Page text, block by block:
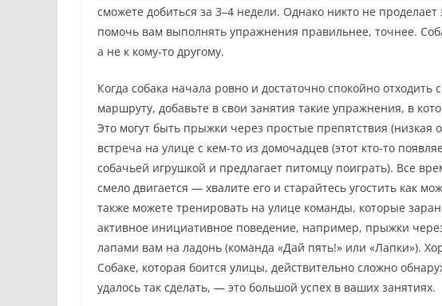
сможете добиться за 3–4 недели. Однако никто не
помочь вам выполнять упражнения правильнее, точнее.
а не к кому-то другому.
Когда собака начала ровно и достаточно спокойно
маршруту, добавьте в свои занятия такие упражнения, в
Это могут быть прыжки через простые препятствия (низкая
встреча на улице с кем-то из домочадцев (этот кто-то
собачьей игрушкой и предлагает питомцу поиграть). Все
смело двигается — хвалите его и старайтесь угостить как
также можете тренировать на улице команды, которые
активное инициативное поведение, например, прыжки
лапами вам на ладонь (команда «Дай пять!» или «Лапки»).
Собаке, которая боится улицы, действительно сложно
удалось так сделать, — это большой успех в ваших занятиях.